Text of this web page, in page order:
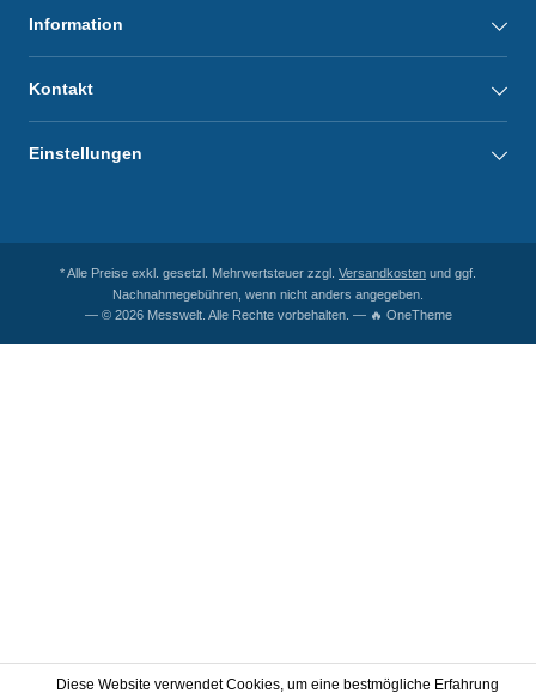
Information
Kontakt
Einstellungen
* Alle Preise exkl. gesetzl. Mehrwertsteuer zzgl. Versandkosten und ggf.
Nachnahmegebühren, wenn nicht anders angegeben.
— © 2026 Messwelt. Alle Rechte vorbehalten. — 🔥 OneTheme
Diese Website verwendet Cookies, um eine bestmögliche Erfahrung